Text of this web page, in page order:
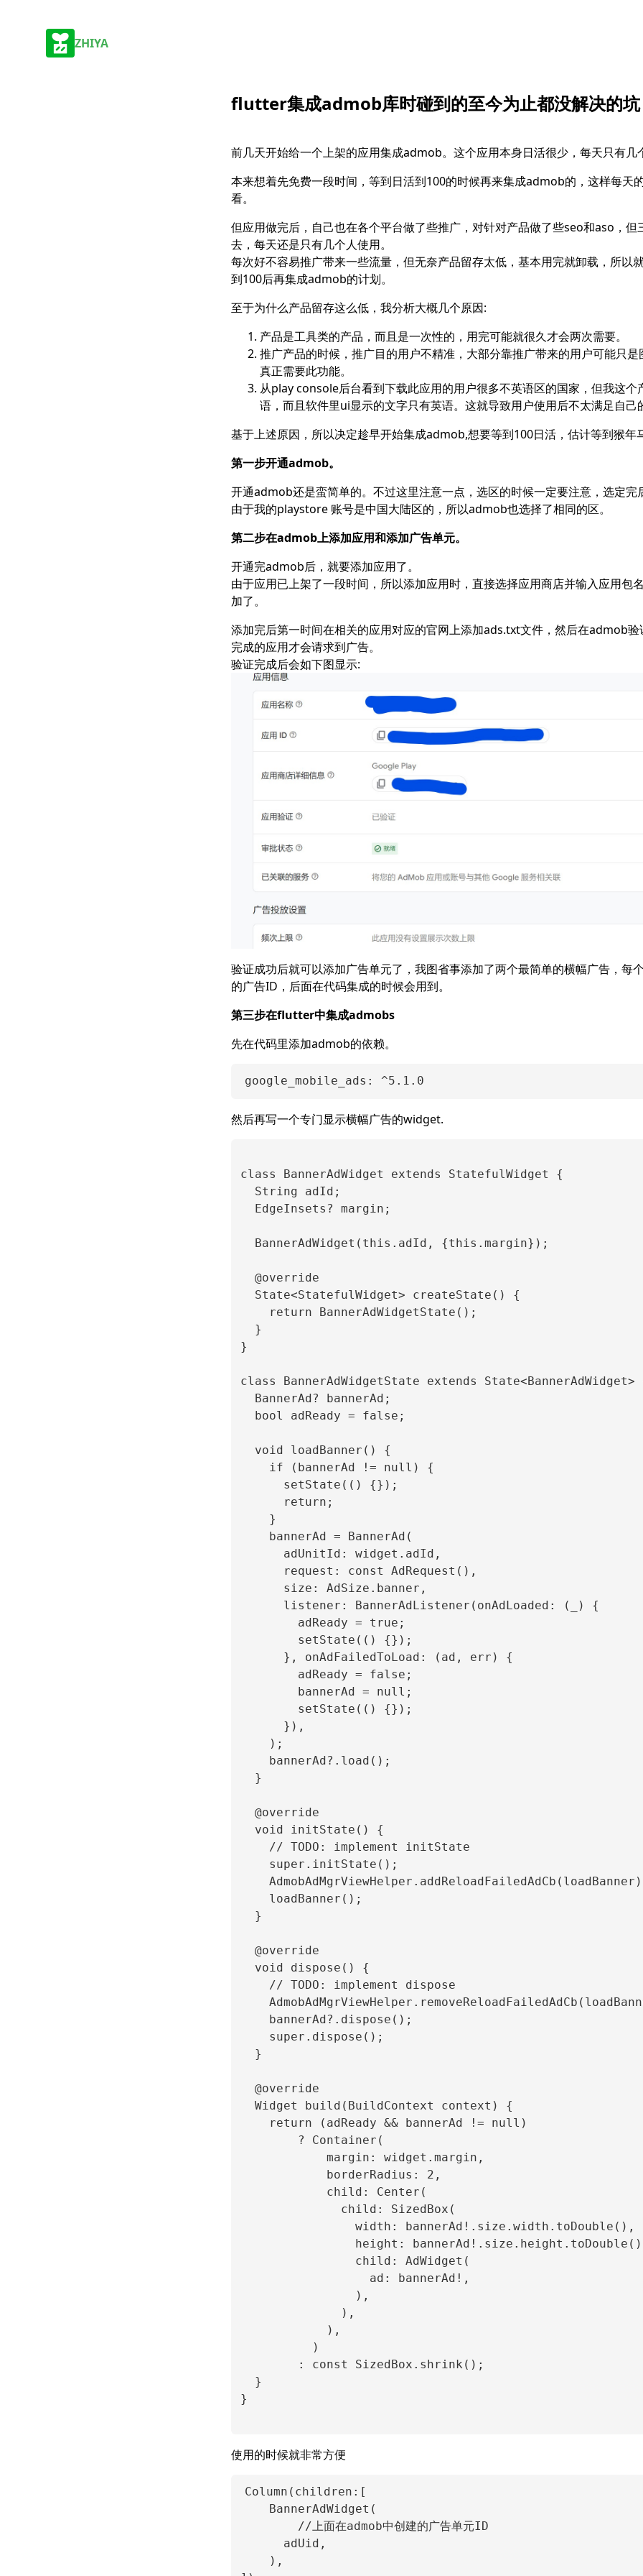
ZHIYA
flutter集成admob库时碰到的至今为止都没解决的坑
前几天开始给一个上架的应用集成admob。这个应用本身日活很少，每天只有几
本来想着先免费一段时间，等到日活到100的时候再来集成admob的，这样每天
看。
但应用做完后，自己也在各个平台做了些推广，对针对产品做了些seo和aso，但
去，每天还是只有几个人使用。
每次好不容易推广带来一些流量，但无奈产品留存太低，基本用完就卸载，所以
到100后再集成admob的计划。
至于为什么产品留存这么低，我分析大概几个原因:
产品是工具类的产品，而且是一次性的，用完可能就很久才会两次需要。
推广产品的时候，推广目的用户不精准，大部分靠推广带来的用户可能只是
真正需要此功能。
从play console后台看到下载此应用的用户很多不英语区的国家，但我这个
语，而且软件里ui显示的文字只有英语。这就导致用户使用后不太满足自己
基于上述原因，所以决定趁早开始集成admob,想要等到100日活，估计等到猴年
第一步开通admob。
开通admob还是蛮简单的。不过这里注意一点，选区的时候一定要注意，选定完
由于我的playstore 账号是中国大陆区的，所以admob也选择了相同的区。
第二步在admob上添加应用和添加广告单元。
开通完admob后，就要添加应用了。
由于应用已上架了一段时间，所以添加应用时，直接选择应用商店并输入应用包
加了。
添加完后第一时间在相关的应用对应的官网上添加ads.txt文件，然后在admob验
完成的应用才会请求到广告。
验证完成后会如下图显示:
验证成功后就可以添加广告单元了，我图省事添加了两个最简单的横幅广告，每
的广告ID，后面在代码集成的时候会用到。
第三步在flutter中集成admobs
先在代码里添加admob的依赖。
然后再写一个专门显示横幅广告的widget.
class BannerAdWidget extends StatefulWidget {
  String adId;
  EdgeInsets? margin;
  BannerAdWidget(this.adId, {this.margin});
  @override
  State<StatefulWidget> createState() {
    return BannerAdWidgetState();
  }
}
class BannerAdWidgetState extends State<BannerAdWidget>
  BannerAd? bannerAd;
  bool adReady = false;
  void loadBanner() {
    if (bannerAd != null) {
      setState(() {});
      return;
    }
    bannerAd = BannerAd(
      adUnitId: widget.adId,
      request: const AdRequest(),
      size: AdSize.banner,
      listener: BannerAdListener(onAdLoaded: (_) {
        adReady = true;
        setState(() {});
      }, onAdFailedToLoad: (ad, err) {
        adReady = false;
        bannerAd = null;
        setState(() {});
      }),
    );
    bannerAd?.load();
  }
  @override
  void initState() {
    // TODO: implement initState
    super.initState();
    loadBanner();
  }
  @override
  void dispose() {
    // TODO: implement dispose
    bannerAd?.dispose();
    super.dispose();
  }
  @override
  Widget build(BuildContext context) {
    return (adReady && bannerAd != null)
        ? Container(
            margin: widget.margin,
            borderRadius: 2,
            child: Center(
              child: SizedBox(
                width: bannerAd!.size.width.toDouble(),
height:
                child: AdWidget(
                  ad: bannerAd!,
                ),
              ),
            ),
          )
        : const SizedBox.shrink();
  }
}
使用的时候就非常方便
Column(children:[
    BannerAdWidget(
        //上面在admob中创建的广告单元ID
      adUid,
    ),